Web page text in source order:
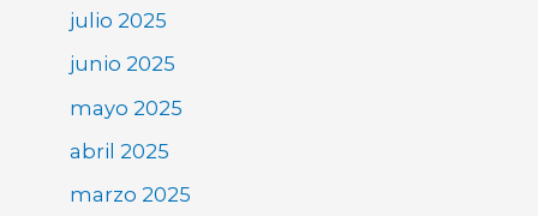
julio 2025
junio 2025
mayo 2025
abril 2025
marzo 2025